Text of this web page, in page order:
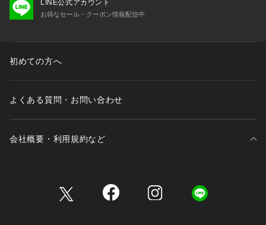
LINE公式アカウント
お得なセール・クーポン情報配信中
初めての方へ
よくある質問・お問い合わせ
会社概要・利用規約など